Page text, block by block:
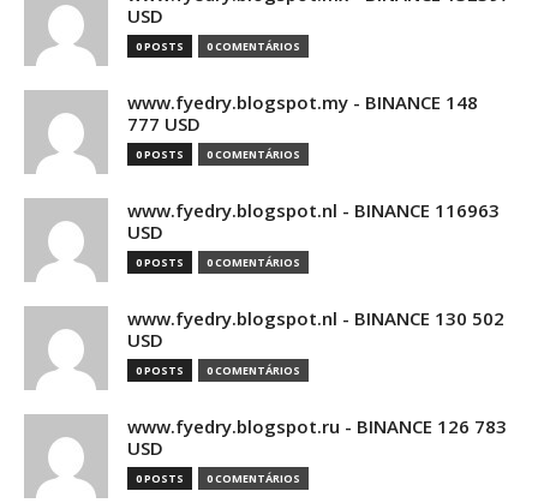
USD
0 POSTS 0 COMENTÁRIOS
www.fyedry.blogspot.my - BINANCE 148
777 USD
0 POSTS 0 COMENTÁRIOS
www.fyedry.blogspot.nl - BINANCE 116963
USD
0 POSTS 0 COMENTÁRIOS
www.fyedry.blogspot.nl - BINANCE 130 502
USD
0 POSTS 0 COMENTÁRIOS
www.fyedry.blogspot.ru - BINANCE 126 783
USD
0 POSTS 0 COMENTÁRIOS